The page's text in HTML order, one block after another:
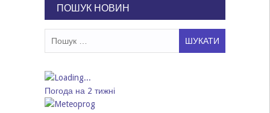
ПОШУК НОВИН
Погода на 2 тижні